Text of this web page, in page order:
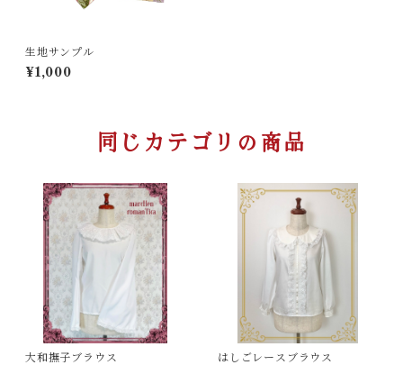
生地サンプル
¥1,000
同じカテゴリの商品
大和撫子ブラウス はしごレースブラウス